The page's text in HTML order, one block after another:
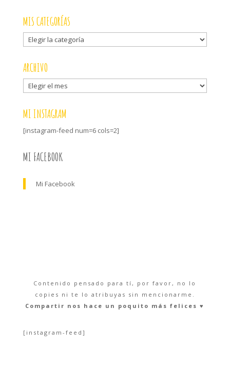
MIS CATEGORÍAS
Mis
categorías
ARCHIVO
Archivo
MI INSTAGRAM
[instagram-feed num=6 cols=2]
MI FACEBOOK
Mi Facebook
Contenido pensado para tí, por favor, no lo
copies ni te lo atribuyas sin mencionarme.
Compartir nos hace un poquito más felices ♥︎
[instagram-feed]